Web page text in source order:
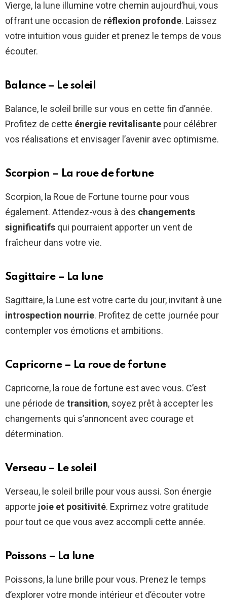
Vierge, la lune illumine votre chemin aujourd’hui, vous
offrant une occasion de réflexion profonde. Laissez
votre intuition vous guider et prenez le temps de vous
écouter.
Balance – Le soleil
Balance, le soleil brille sur vous en cette fin d’année.
Profitez de cette énergie revitalisante pour célébrer
vos réalisations et envisager l’avenir avec optimisme.
Scorpion – La roue de fortune
Scorpion, la Roue de Fortune tourne pour vous
également. Attendez-vous à des changements
significatifs qui pourraient apporter un vent de
fraîcheur dans votre vie.
Sagittaire – La lune
Sagittaire, la Lune est votre carte du jour, invitant à une
introspection nourrie. Profitez de cette journée pour
contempler vos émotions et ambitions.
Capricorne – La roue de fortune
Capricorne, la roue de fortune est avec vous. C’est
une période de transition, soyez prêt à accepter les
changements qui s’annoncent avec courage et
détermination.
Verseau – Le soleil
Verseau, le soleil brille pour vous aussi. Son énergie
apporte joie et positivité. Exprimez votre gratitude
pour tout ce que vous avez accompli cette année.
Poissons – La lune
Poissons, la lune brille pour vous. Prenez le temps
d’explorer votre monde intérieur et d’écouter votre